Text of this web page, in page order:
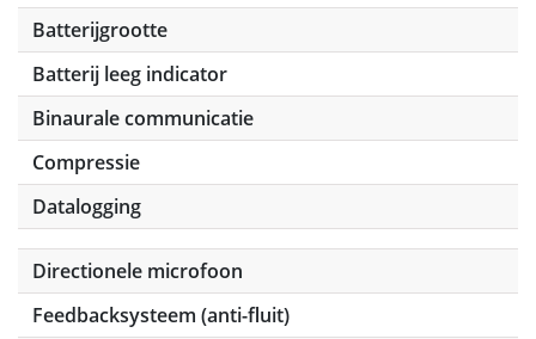
Batterijgrootte
Batterij leeg indicator
Binaurale communicatie
Compressie
Datalogging
Directionele microfoon
Feedbacksysteem (anti-fluit)